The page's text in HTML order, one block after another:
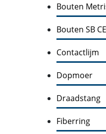
Bouten
Bouten SB
Contactlijm
Dopmoer
Draadstang
Fiberring